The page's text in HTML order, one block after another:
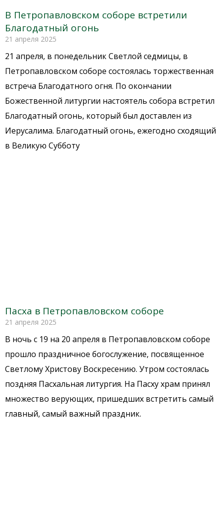
В Петропавловском соборе встретили
Благодатный огонь
21 апреля 2025
21 апреля, в понедельник Светлой седмицы, в
Петропавловском соборе состоялась торжественная
встреча Благодатного огня. По окончании
Божественной литургии настоятель собора встретил
Благодатный огонь, который был доставлен из
Иерусалима. Благодатный огонь, ежегодно сходящий
в Великую Субботу
Пасха в Петропавловском соборе
21 апреля 2025
В ночь с 19 на 20 апреля в Петропавловском соборе
прошло праздничное богослужение, посвященное
Светлому Христову Воскресению. Утром состоялась
поздняя Пасхальная литургия. На Пасху храм принял
множество верующих, пришедших встретить самый
главный, самый важный праздник.